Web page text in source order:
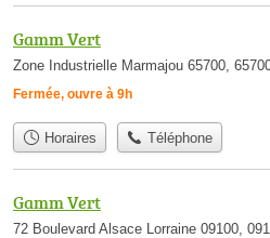
Gamm Vert
Zone Industrielle Marmajou 65700,
Fermée, ouvre à 9h
Horaires Téléphone
Gamm Vert
72 Boulevard Alsace Lorraine 09100,